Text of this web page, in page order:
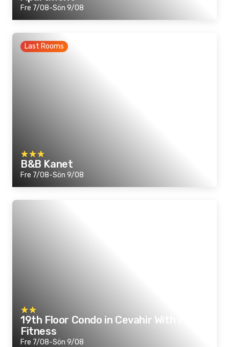
Fre 7/08-Sön 9/08
Last Rooms
B&B Kanet
Fre 7/08-Sön 9/08
19th Floor Condo in Cevahir With Pool &
Fitness
Fre 7/08-Sön 9/08